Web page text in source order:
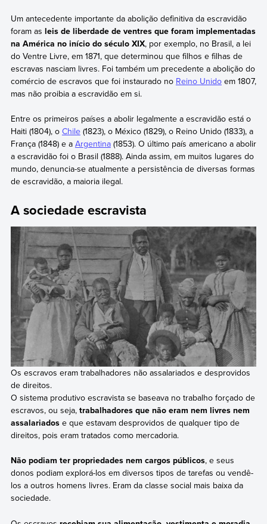
Um antecedente importante da abolição definitiva da escravidão
foram as leis de liberdade de ventres que foram implementadas
na América no início do século XIX, por exemplo, no Brasil, a lei
do Ventre Livre, em 1871, que determinou que filhos e filhas de
escravas nasciam livres. Foi também um precedente a abolição do
comércio de escravos que foi instaurado no Reino Unidoem 1807,
mas não proibia a escravidão em si.
Entre os primeiros países a abolir legalmente a escravidão está o
Haiti (1804), o Chile(1823), o México (1829), o Reino Unido (1833), a
França (1848) e a Argentina(1853). O último país americano a abolir
a escravidão foi o Brasil (1888). Ainda assim, em muitos lugares do
mundo, denuncia-se atualmente a persistência de diversas formas
de escravidão, a maioria ilegal.
A sociedade escravista
Os escravos eram trabalhadores não assalariados e desprovidos
de direitos.
O sistema produtivo escravista se baseava no trabalho forçado de
escravos, ou seja, trabalhadores que não eram nem livres nem
assalariadose que estavam desprovidos de qualquer tipo de
direitos, pois eram tratados como mercadoria.
Não podiam ter propriedades nem cargos públicos, e seus
donos podiam explorá-los em diversos tipos de tarefas ou vendê-
los a outros homens livres. Eram da classe social mais baixa da
sociedade.